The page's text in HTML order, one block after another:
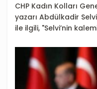
CHP Kadın Kolları
yazarı Abdülkadir
ile ilgili, "Selvi’nin